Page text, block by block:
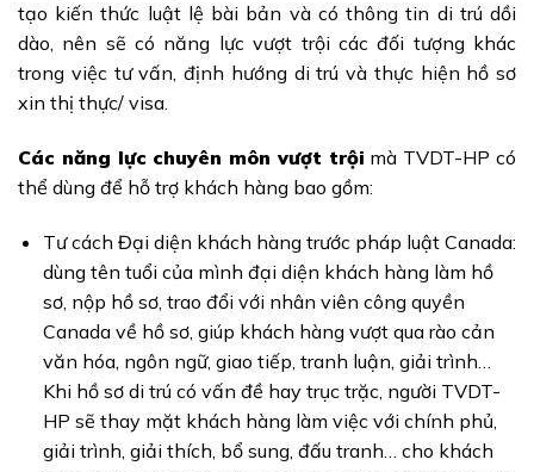
tạo kiến thức luật lệ bài bản và có thông tin di trú dồi
dào, nên sẽ có năng lực vượt trội các đối tượng khác
trong việc tư vấn, định hướng di trú và thực hiện hồ sơ
xin thị thực/ visa.
Các năng lực chuyên môn vượt trội mà TVDT-HP có
thể dùng để hỗ trợ khách hàng bao gồm:
Tư cách Đại diện khách hàng trước pháp luật Canada:
dùng tên tuổi của mình đại diện khách hàng làm hồ
sơ, nộp hồ sơ, trao đổi với nhân viên công quyền
Canada về hồ sơ, giúp khách hàng vượt qua rào cản
văn hóa, ngôn ngữ, giao tiếp, tranh luận, giải trình…
Khi hồ sơ di trú có vấn đề hay trục trặc, người TVDT-
HP sẽ thay mặt khách hàng làm việc với chính phủ,
giải trình, giải thích, bổ sung, đấu tranh… cho khách